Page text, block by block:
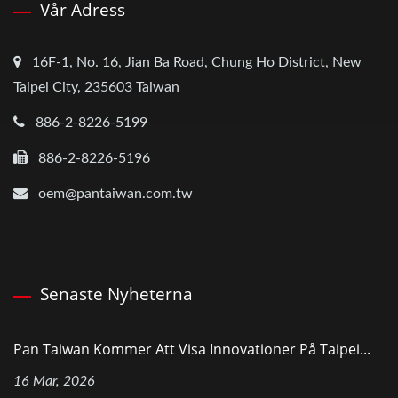
Vår Adress
16F-1, No. 16, Jian Ba Road, Chung Ho District, New
Taipei City, 235603 Taiwan
886-2-8226-5199
886-2-8226-5196
oem@pantaiwan.com.tw
Senaste Nyheterna
Pan Taiwan Kommer Att Visa Innovationer På Taipei...
16 Mar, 2026